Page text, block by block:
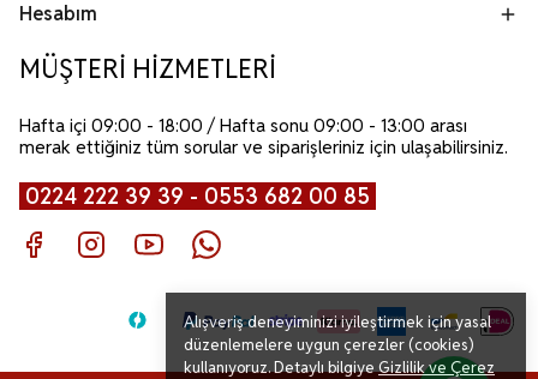
Alışveriş deneyiminizi iyileştirmek için yasal
düzenlemelere uygun çerezler (cookies)
kullanıyoruz. Detaylı bilgiyeGizlilik ve Çerez
Hesabım
MÜŞTERİ HİZMETLERİ
Hafta içi 09:00 - 18:00 / Hafta sonu 09:00 - 13:00 arası
merak ettiğiniz tüm sorular ve siparişleriniz için ulaşabilirsiniz.
0224 222 39 39 - 0553 682 00 85